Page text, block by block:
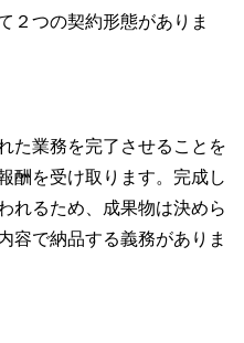
２つの契約形態がありま
た業務を完了させることを
酬を受け取ります。完成し
れるため、成果物は決めら
容で納品する義務がありま